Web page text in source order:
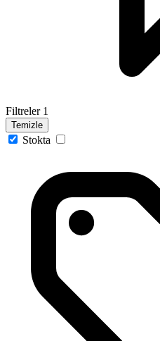
Filtreler 1
Temizle
Stokta